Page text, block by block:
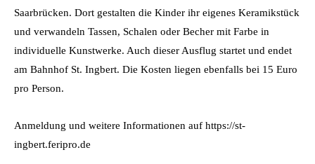
Saarbrücken. Dort gestalten die Kinder ihr eigenes Keramikstück
und verwandeln Tassen, Schalen oder Becher mit Farbe in
individuelle Kunstwerke. Auch dieser Ausflug startet und endet
am Bahnhof St. Ingbert. Die Kosten liegen ebenfalls bei 15 Euro
pro Person.
Anmeldung und weitere Informationen auf https://st-
ingbert.feripro.de